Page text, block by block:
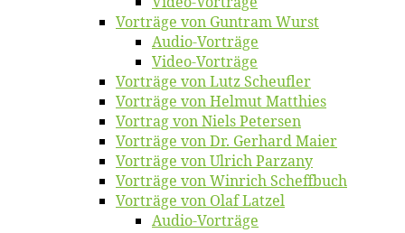
Vor­trä­ge von Gun­tram Wurst
Au­dio-Vor­trä­ge
Vi­deo-Vor­trä­ge
Vor­trä­ge von Lutz Scheufler
Vor­trä­ge von Hel­mut Matthies
Vor­trag von Niels Petersen
Vor­trä­ge von Dr. Ger­hard Maier
Vor­trä­ge von Ul­rich Parzany
Vor­trä­ge von Win­rich Scheffbuch
Vor­trä­ge von Olaf Latzel
Au­dio-Vor­trä­ge